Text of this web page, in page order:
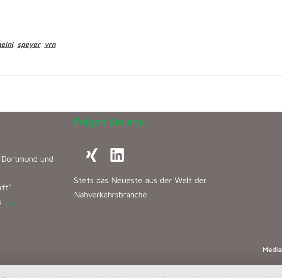
, speyer, vrn
und
[…]
Folgen Sie uns:
Stets das Neueste aus der Welt der
Nahverkehrsbranche